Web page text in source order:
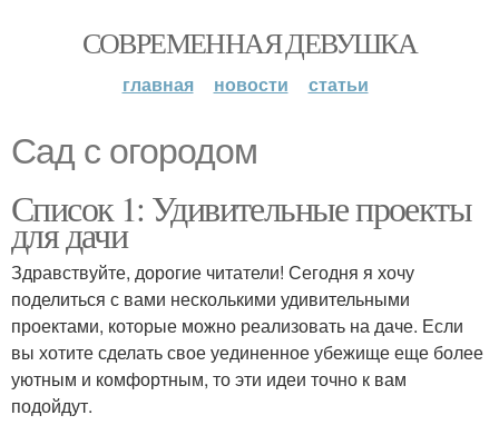
СОВРЕМЕННАЯ ДЕВУШКА
главная новости статьи
Сад с огородом
Список 1: Удивительные проекты
для дачи
Здравствуйте, дорогие читатели! Сегодня я хочу
поделиться с вами несколькими удивительными
проектами, которые можно реализовать на даче. Если
вы хотите сделать свое уединенное убежище еще более
уютным и комфортным, то эти идеи точно к вам
подойдут.